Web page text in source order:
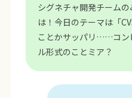
シグネチャ開発チーム
は！今日のテーマは「
ことかサッパリ……コン
ル形式のことミア？